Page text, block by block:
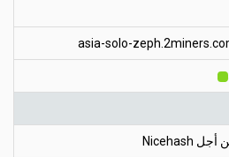
asia-solo-